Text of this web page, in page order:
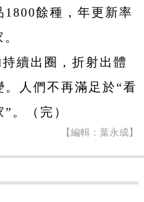
餘種，年更新率
續出圈，折射出體
人們不再滿足於“看
。（完）
【編輯：葉永成】